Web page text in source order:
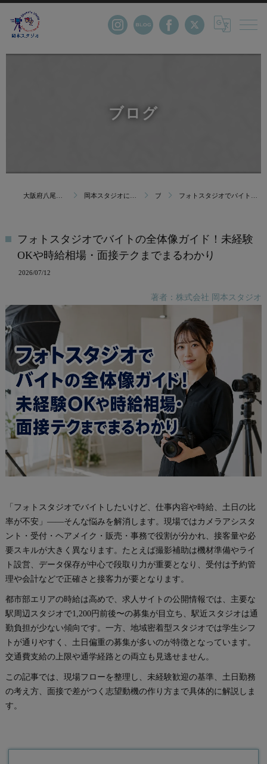
ブログ
岡本スタジオについて｜創業123年 大阪府八尾市の写真館 ブログ フォトスタジオでバイトの全体像ガイド！未経験OKや時給相場・面接テクまでまるわかり
フォトスタジオでバイトの全体像ガイド！未経験
OKや時給相場・面接テクまでまるわかり
2026/07/12
著者：株式会社 岡本スタジオ
「フォトスタジオでバイトしたいけど、仕事内容や時給、土日の比
率が不安」——そんな悩みを解消します。現場ではカメラアシスタ
ント・受付・ヘアメイク・販売・事務で役割が分かれ、接客量や必
要スキルが大きく異なります。たとえば撮影補助は機材準備やライ
ト設営、データ保存が中心で段取り力が重要となり、受付は予約管
理や会計などで正確さと接客力が要となります。
都市部エリアの時給は高めで、求人サイトの公開情報では、主要な
駅周辺スタジオで1,200円前後〜の募集が目立ち、駅近スタジオは通
勤負担が少ない傾向です。一方、地域密着型スタジオでは学生シフ
トが通りやすく、土日偏重の募集が多いのが特徴となっています。
交通費支給の上限や通学経路との両立も見逃せません。
この記事では、現場フローを整理し、未経験歓迎の基準、土日勤務
の考え方、面接で差がつく志望動機の作り方まで具体的に解説しま
す。